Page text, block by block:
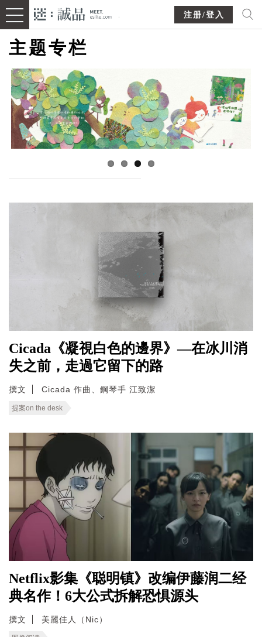
注册/登入
主题专栏
Cicada《凝視白色的邊界》—在冰川消
失之前，走過它留下的路
撰文 Cicada 作曲、鋼琴手 江致潔
提案on the desk
Netflix影集《聪明镇》改编伊藤润二经
典名作！6大公式拆解恐惧源头
撰文 美麗佳人（Nic）